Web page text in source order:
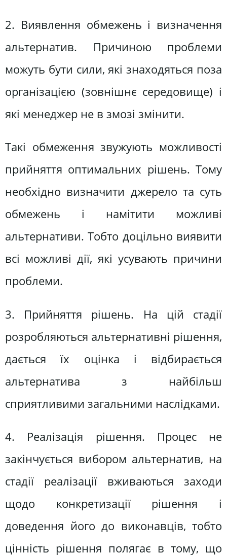
2. Виявлення обмежень і визначення
альтернатив. Причиною проблеми
можуть бути сили, які знаходяться поза
організацією (зовнішнє середовище) і
які менеджер не в змозі змінити.
Такі обмеження звужують можливості
прийняття оптимальних рішень. Тому
необхідно визначити джерело та суть
обмежень і намітити можливі
альтернативи. Тобто доцільно виявити
всі можливі дії, які усувають причини
проблеми.
3. Прийняття рішень. На цій стадії
розробляються альтернативні рішення,
дається їх оцінка і відбирається
альтернатива з найбільш
сприятливими загальними наслідками.
4. Реалізація рішення. Процес не
закінчується вибором альтернатив, на
стадії реалізації вживаються заходи
щодо конкретизації рішення і
доведення його до виконавців, тобто
цінність рішення полягає в тому, що